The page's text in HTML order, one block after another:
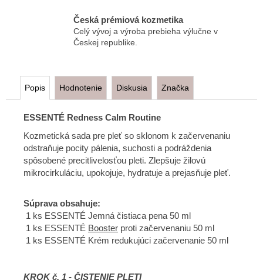
Česká prémiová kozmetika
Celý vývoj a výroba prebieha výlučne v
Českej republike.
Popis Hodnotenie Diskusia Značka
ESSENTÉ Redness Calm Routine
Kozmetická sada pre pleť so sklonom k začervenaniu
odstraňuje pocity pálenia, suchosti a podráždenia
spôsobené precitlivelosťou pleti. Zlepšuje žilovú
mikrocirkuláciu, upokojuje, hydratuje a prejasňuje pleť.
Súprava obsahuje:
1 ks ESSENTÉ Jemná čistiaca pena 50 ml
1 ks ESSENTÉ Booster proti začervenaniu 50 ml
1 ks ESSENTÉ Krém redukujúci začervenanie 50 ml
KROK č. 1 - ČISTENIE PLETI